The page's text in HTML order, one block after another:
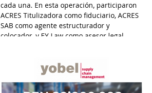
cada una. En esta operación, participaron
ACRES Titulizadora como fiduciario, ACRES
SAB como agente estructurador y
colocador, y EY Law como asesor legal.